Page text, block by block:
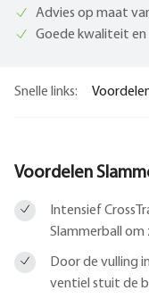
Advies op maat
Goede kwaliteit
Snelle links:
Voordelen
Intensief
Slammerball
Door de vulling
ventiel stuit de